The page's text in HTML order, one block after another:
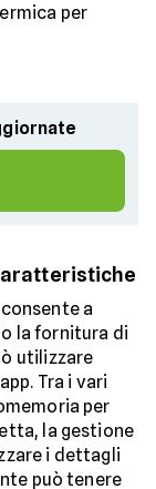
per
consente a
la fornitura di
utilizzare
Tra i vari
per
la gestione
i dettagli
può tenere